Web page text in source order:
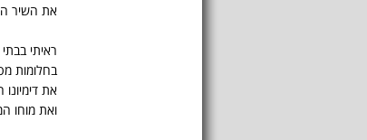
את השיר
ראיתי
בחלומות
את
ואת מוחו